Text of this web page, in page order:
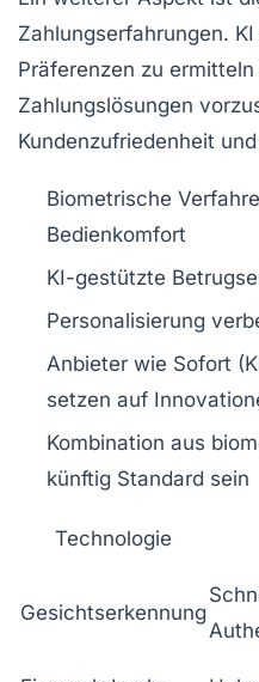
Zahlungserfahrungen.
Präferenzen zu
Zahlungslösungen
Kundenzufriedenheit
Biometrische
Bedienkomfort
KI-gestützte
Personalisierung
Anbieter wie Sofort
setzen auf
Kombination aus
künftig Standard sein
Technologie
Gesichtserkennung